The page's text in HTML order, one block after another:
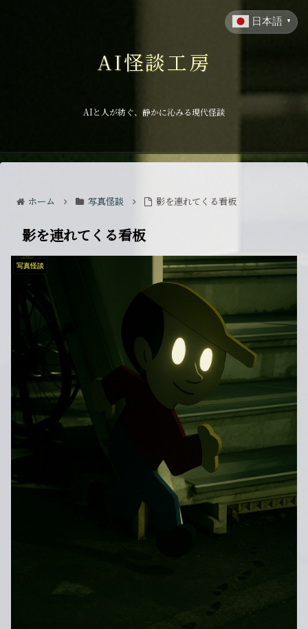
AI怪談工房
AIと人が紡ぐ、静かに沁みる現代怪談
ホーム 写真怪談 影を連れてくる看板
影を連れてくる看板
写真怪談
日本語 ▼